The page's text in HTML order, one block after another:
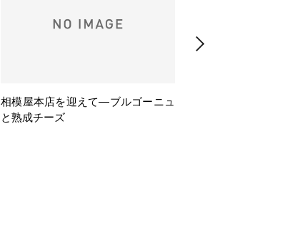
相模屋本店を迎えて―ブルゴーニュ
と熟成チーズ